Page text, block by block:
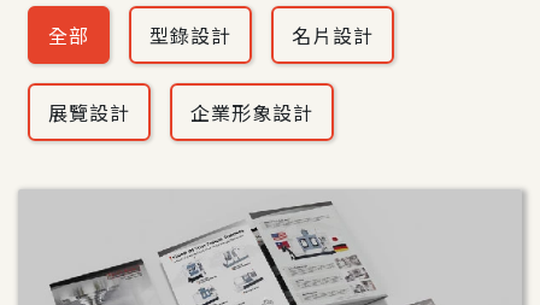
全部 型錄設計 名片設計
展覽設計 企業形象設計